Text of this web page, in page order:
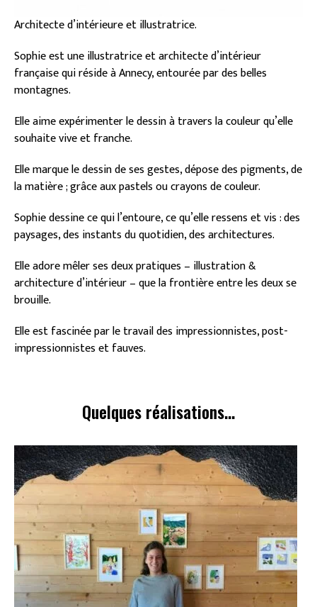
Architecte d’intérieure et illustratrice.
Sophie est une illustratrice et architecte d’intérieur
française qui réside à Annecy, entourée par des belles
montagnes.
Elle aime expérimenter le dessin à travers la couleur qu’elle
souhaite vive et franche.
Elle marque le dessin de ses gestes, dépose des pigments, de
la matière ; grâce aux pastels ou crayons de couleur.
Sophie dessine ce qui l’entoure, ce qu’elle ressens et vis : des
paysages, des instants du quotidien, des architectures.
Elle adore mêler ses deux pratiques – illustration &
architecture d’intérieur – que la frontière entre les deux se
brouille.
Elle est fascinée par le travail des impressionnistes, post-
impressionnistes et fauves.
Quelques réalisations...